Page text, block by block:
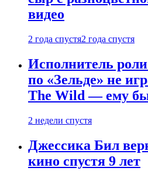
видео
2 года спустя2 года спустя
Исполнитель
по «Зельде» не
The Wild — ему
2 недели спустя
Джессика Бил
кино спустя 9 лет